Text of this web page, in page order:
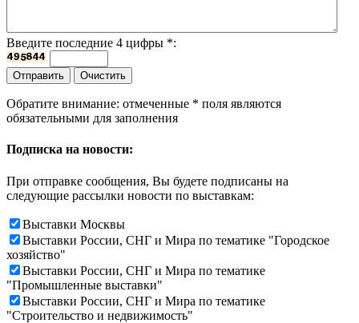
Введите последние 4 цифры *:
Обратите внимание: отмеченные * поля являются
обязательными для заполнения
Подписка на новости:
При отправке сообщения, Вы будете подписаны на
следующие рассылки новости по выставкам:
Выставки Москвы
Выставки России, СНГ и Мира по тематике "Городское
хозяйство"
Выставки России, СНГ и Мира по тематике
"Промышленные выставки"
Выставки России, СНГ и Мира по тематике
"Строительство и недвижимость"